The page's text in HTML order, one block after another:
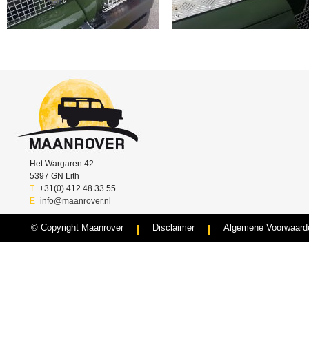
Het Wargaren 42
5397 GN Lith
T +31(0) 412 48 33 55
E info@maanrover.nl
© Copyright Maanrover Disclaimer Algemene